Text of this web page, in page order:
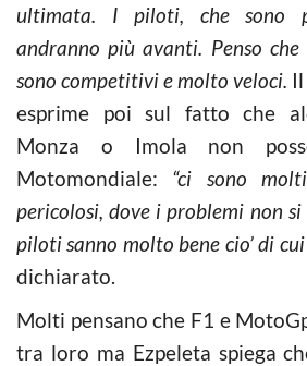
ultimata. I piloti, che sono
andranno più avanti. Penso
sono competitivi e molto veloci.
esprime poi sul fatto che
Monza o Imola non
Motomondiale: “ci sono
pericolosi, dove i problemi non si
piloti sanno molto bene cio’ di cui
dichiarato.
Molti pensano che F1 e
tra loro ma Ezpeleta spiega